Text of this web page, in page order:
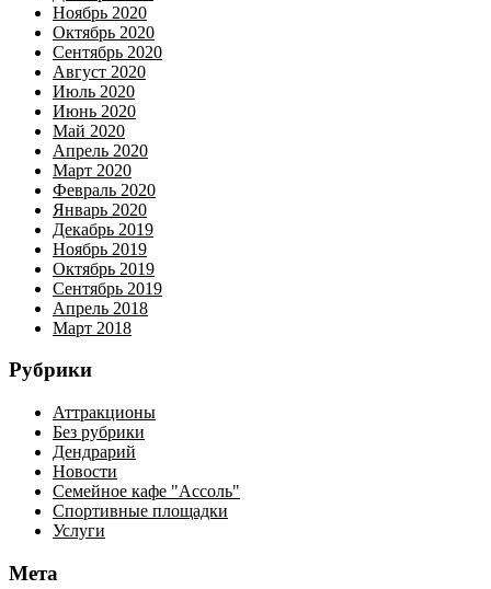
Ноябрь 2020
Октябрь 2020
Сентябрь 2020
Август 2020
Июль 2020
Июнь 2020
Май 2020
Апрель 2020
Март 2020
Февраль 2020
Январь 2020
Декабрь 2019
Ноябрь 2019
Октябрь 2019
Сентябрь 2019
Апрель 2018
Март 2018
Рубрики
Аттракционы
Без рубрики
Дендрарий
Новости
Семейное кафе "Ассоль"
Спортивные площадки
Услуги
Мета